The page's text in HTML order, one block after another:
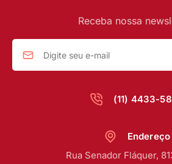
(11) 4433-
Receba nossa
Endereço
Rua Senador Fláquer,